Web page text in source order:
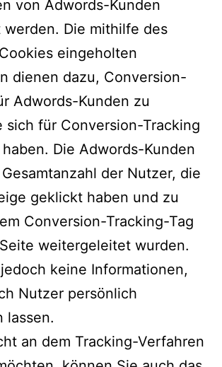
von Adwords-Kunden
Die mithilfe des
eingeholten
dienen dazu, Conversion-
Adwords-Kunden zu
sich für Conversion-Tracking
Die Adwords-Kunden
der Nutzer, die
geklickt haben und zu
Conversion-Tracking-Tag
weitergeleitet wurden.
keine Informationen,
Nutzer persönlich
lassen.
an dem Tracking-Verfahren